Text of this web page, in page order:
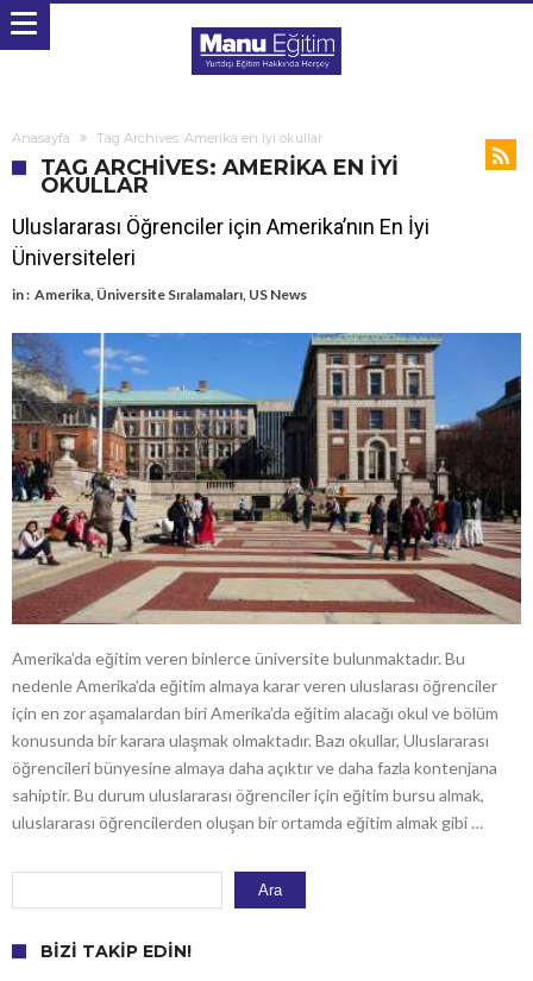
Anasayfa Tag Archives: Amerika en iyi okullar
TAG ARCHIVES: AMERIKA EN IYI
OKULLAR
Uluslararası Öğrenciler için Amerika’nın En İyi
Üniversiteleri
in : Amerika, Üniversite Sıralamaları, US News
Amerika’da eğitim veren binlerce üniversite bulunmaktadır. Bu
nedenle Amerika’da eğitim almaya karar veren uluslarası öğrenciler
için en zor aşamalardan biri Amerika’da eğitim alacağı okul ve bölüm
konusunda bir karara ulaşmak olmaktadır. Bazı okullar, Uluslararası
öğrencileri bünyesine almaya daha açıktır ve daha fazla kontenjana
sahiptir. Bu durum uluslararası öğrenciler için eğitim bursu almak,
uluslararası öğrencilerden oluşan bir ortamda eğitim almak gibi …
Ara
BIZI TAKIP EDIN!